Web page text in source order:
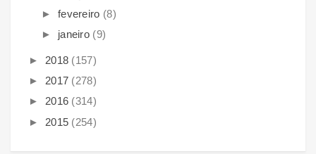
► fevereiro (8)
► janeiro (9)
► 2018 (157)
► 2017 (278)
► 2016 (314)
► 2015 (254)